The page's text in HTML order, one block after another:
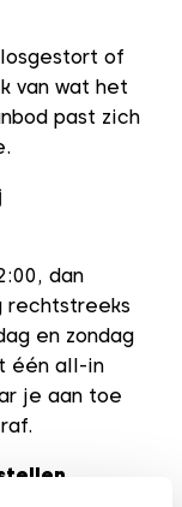
of
van wat het
past zich
dan
rechtstreeks
en zondag
één all‑in
je aan toe